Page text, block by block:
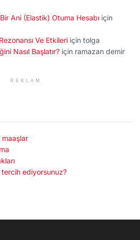
Ani (Elastik) Otuma Hesabı için
Ve Etkileri için tolga
Nasıl Başlatır? için ramazan demir
REKLAM
tercih ediyorsunuz?